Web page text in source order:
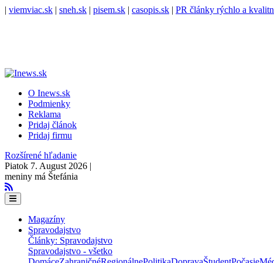
| viemviac.sk | sneh.sk | pisem.sk | casopis.sk | PR články rýchlo a
O Inews.sk
Podmienky
Reklama
Pridaj článok
Pridaj firmu
Rozšírené hľadanie
Piatok 7. August 2026 |
meniny má Štefánia
Magazíny
Spravodajstvo
Články: Spravodajstvo
Spravodajstvo - všetko